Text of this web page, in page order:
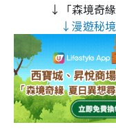
↓「森境奇
↓漫遊秘